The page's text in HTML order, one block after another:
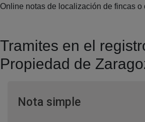
Online notas de localización de fincas o
Tramites en el
Propiedad de
Nota simpleVentana